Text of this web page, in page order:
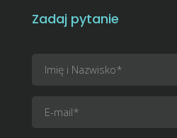
Zadaj pytanie